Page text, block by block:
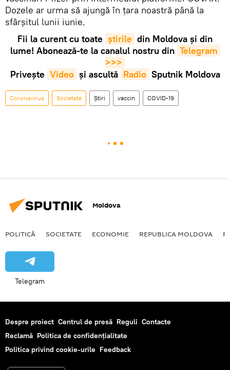
Dozele ar urma să ajungă în țara noastră până la
sfârșitul lunii iunie.
Fii la curent cu toate știrile din Moldova și din
lume! Abonează-te la canalul nostru din Telegram
>>>
Privește Video și ascultă Radio Sputnik Moldova
Coronavirus Societate Știri vaccin COVID-19
Moldova
POLITICĂ SOCIETATE ECONOMIE REPUBLICA MOLDOVA
Telegram
Despre proiect Centrul de presă Reguli Contacte
Reclamă Politica de confidențialitate
Politica privind cookie-urile Feedback